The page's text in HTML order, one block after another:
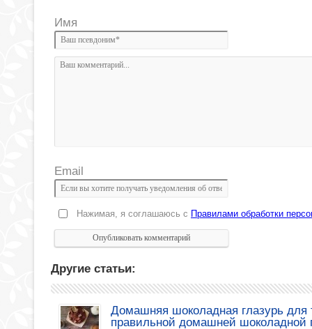
Имя
Email
Нажимая, я соглашаюсь с Правилами обработки
Другие статьи:
Домашняя шоколадная глазурь для
правильной домашней шоколадной